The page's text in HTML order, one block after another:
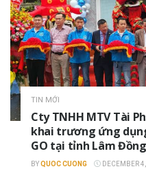
TIN MỚI
Cty TNHH MTV Tài
khai trương ứng
GO tại tỉnh Lâm Đồng
BYQUOC CUONG DECEMBER